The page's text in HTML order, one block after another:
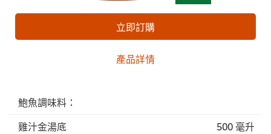
立即訂購
產品詳情
鮑魚調味料：
雞汁金湯底
500 毫升